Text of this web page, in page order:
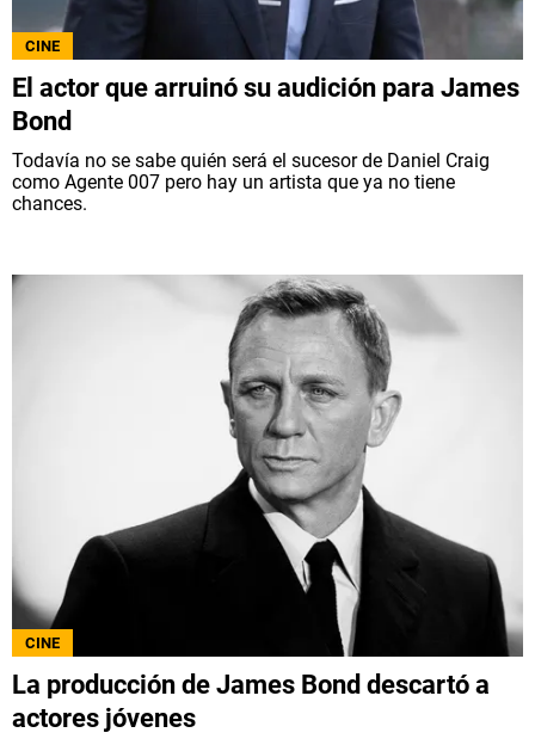
CINE
El actor que arruinó su audición para James
Bond
Todavía no se sabe quién será el sucesor de Daniel Craig
como Agente 007 pero hay un artista que ya no tiene
chances.
CINE
La producción de James Bond descartó a
actores jóvenes